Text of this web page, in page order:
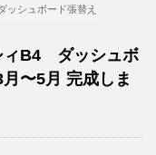
ッシュボード張替え
ィB4 ダッシュボ
〜5月 完成しま